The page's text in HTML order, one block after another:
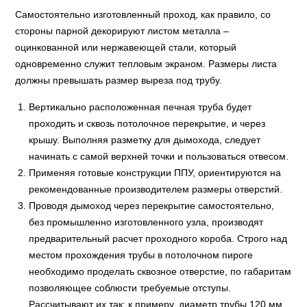
Самостоятельно изготовленный проход, как правило, со
стороны парной декорируют листом металла –
оцинкованной или нержавеющей стали, который
одновременно служит тепловым экраном. Размеры листа
должны превышать размер выреза под трубу.
Вертикально расположенная печная труба будет
проходить и сквозь потолочное перекрытие, и через
крышу. Выполняя разметку для дымохода, следует
начинать с самой верхней точки и пользоваться отвесом.
Применяя готовые конструкции ППУ, ориентируются на
рекомендованные производителем размеры отверстий.
Проводя дымоход через перекрытие самостоятельно,
без промышленно изготовленного узла, производят
предварительный расчет проходного короба. Строго над
местом прохождения трубы в потолочном пироге
необходимо проделать сквозное отверстие, по габаритам
позволяющее соблюсти требуемые отступы.
Рассчитывают их так: к примеру, диаметр трубы 120 мм,